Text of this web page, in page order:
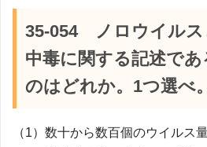
35-054 ノロウイルス
中毒に関する記述で
のはどれか。1つ選べ。
（1）数十から数百個のウイルス